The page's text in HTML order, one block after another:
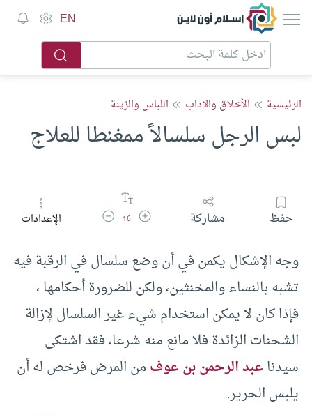
إسلام أون لاين EN
الرئيسية الأخلاق والآداب اللباس والزينة
لبس الرجل سلسالاً ممغنطا للعلاج
حفظ مشاركة زيادة حجم الخط
16 تقليل حجم الخطالإعدادات
وجه الإشكال يكمن في أن وضع سلسال في الرقبة فيه
تشبه بالنساء والمخنثين، ولكن للضرورة أحكامها ،
فإذا كان لا يمكن استخدام شيء غير السلسال لإزالة
الشحنات الزائدة فلا مانع منه شرعا، فقد اشتكى
سيدناعبد الرحمن بن عوفمن المرض فرخص له أن
يلبس الحرير.